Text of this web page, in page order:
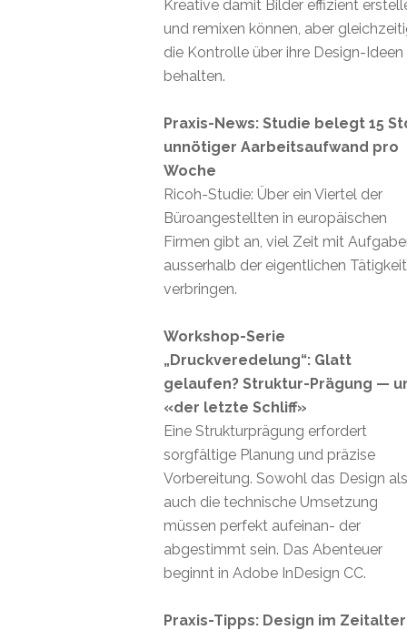
Kreative damit Bilder effizient
und remixen können, aber
die Kontrolle über ihre Design-Ideen
behalten.
Praxis-News: Studie belegt 15
unnötiger Aarbeitsaufwand pro
Woche
Ricoh-Studie: Über ein Viertel der
Büroangestellten in europäischen
Firmen gibt an, viel Zeit mit
ausserhalb der eigentlichen
verbringen.
Workshop-Serie
„Druckveredelung“: Glatt
gelaufen? Struktur-Prägung —
«der letzte Schliff»
Eine Strukturprägung erfordert
sorgfältige Planung und präzise
Vorbereitung. Sowohl das Design als
auch die technische Umsetzung
müssen perfekt aufeinan- der
abgestimmt sein. Das Abenteuer
beginnt in Adobe InDesign CC.
Praxis-Tipps: Design im Zeitalter